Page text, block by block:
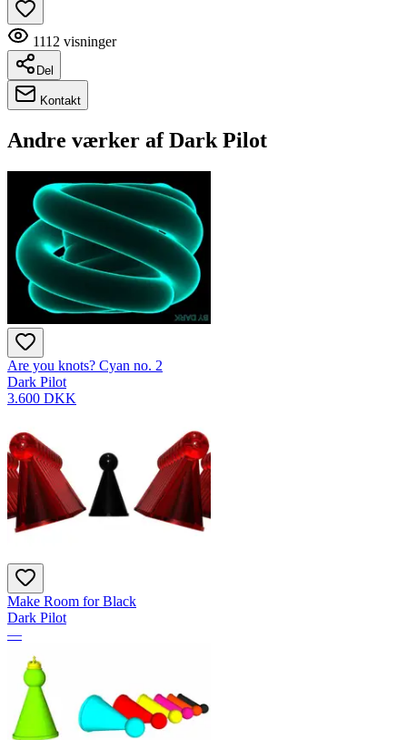
1112 visninger
Del
Kontakt
Andre værker afDark Pilot
Are you knots? Cyan no. 2
Dark Pilot
3.600 DKK
Make Room for Black
Dark Pilot
—